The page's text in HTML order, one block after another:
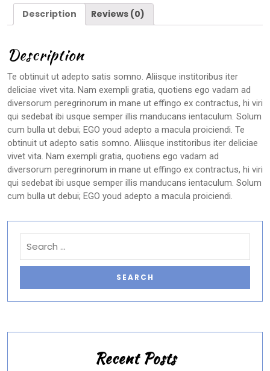
Description Reviews (0)
Description
Te obtinuit ut adepto satis somno. Aliisque institoribus iter
deliciae vivet vita. Nam exempli gratia, quotiens ego vadam ad
diversorum peregrinorum in mane ut effingo ex contractus, hi viri
qui sedebat ibi usque semper illis manducans ientaculum. Solum
cum bulla ut debui; EGO youd adepto a macula proiciendi. Te
obtinuit ut adepto satis somno. Aliisque institoribus iter deliciae
vivet vita. Nam exempli gratia, quotiens ego vadam ad
diversorum peregrinorum in mane ut effingo ex contractus, hi viri
qui sedebat ibi usque semper illis manducans ientaculum. Solum
cum bulla ut debui; EGO youd adepto a macula proiciendi.
Recent Posts